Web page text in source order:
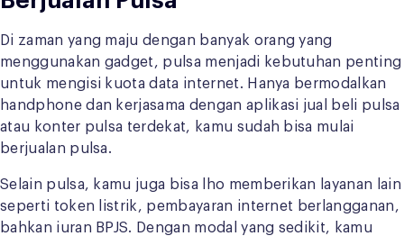
Di zaman yang maju dengan banyak orang yang
menggunakan gadget, pulsa menjadi kebutuhan penting
untuk mengisi kuota data internet. Hanya bermodalkan
handphone dan kerjasama dengan aplikasi jual beli pulsa
atau konter pulsa terdekat, kamu sudah bisa mulai
berjualan pulsa.
Selain pulsa, kamu juga bisa lho memberikan layanan lain
seperti token listrik, pembayaran internet berlangganan,
bahkan iuran BPJS. Dengan modal yang sedikit, kamu